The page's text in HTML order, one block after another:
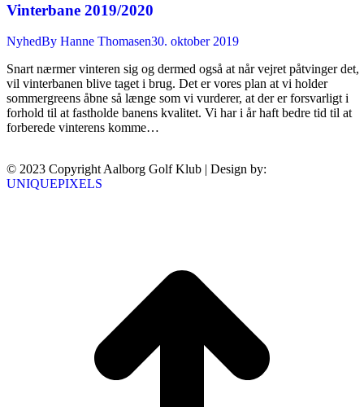
Vinterbane 2019/2020
NyhedBy Hanne Thomasen30. oktober 2019
Snart nærmer vinteren sig og dermed også at når vejret påtvinger det,
vil vinterbanen blive taget i brug. Det er vores plan at vi holder
sommergreens åbne så længe som vi vurderer, at der er forsvarligt i
forhold til at fastholde banens kvalitet. Vi har i år haft bedre tid til at
forberede vinterens komme…
© 2023 Copyright Aalborg Golf Klub | Design by:
UNIQUEPIXELS